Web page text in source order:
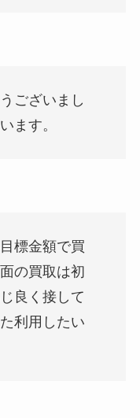
ございまし
ます。
標金額で買
の買取は初
良く接して
利用したい